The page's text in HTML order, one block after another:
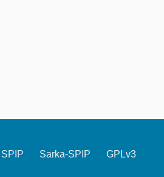
SPIP Sarka-SPIP GPLv3